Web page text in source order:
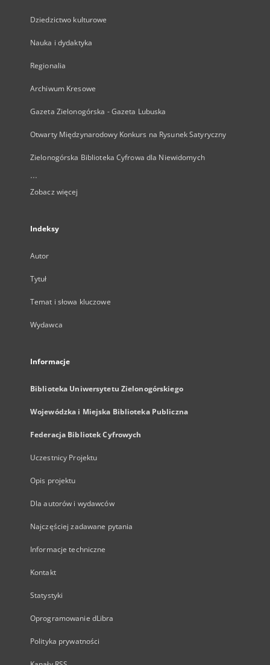
Dziedzictwo kulturowe
Nauka i dydaktyka
Regionalia
Archiwum Kresowe
Gazeta Zielonogórska - Gazeta Lubuska
Otwarty Międzynarodowy Konkurs na Rysunek Satyryczny
Zielonogórska Biblioteka Cyfrowa dla Niewidomych
...
Zobacz więcej
Indeksy
Autor
Tytuł
Temat i słowa kluczowe
Wydawca
Informacje
Biblioteka Uniwersytetu Zielonogórskiego
Wojewódzka i Miejska Biblioteka Publiczna
Federacja Bibliotek Cyfrowych
Uczestnicy Projektu
Opis projektu
Dla autorów i wydawców
Najczęściej zadawane pytania
Informacje techniczne
Kontakt
Statystyki
Oprogramowanie dLibra
Polityka prywatności